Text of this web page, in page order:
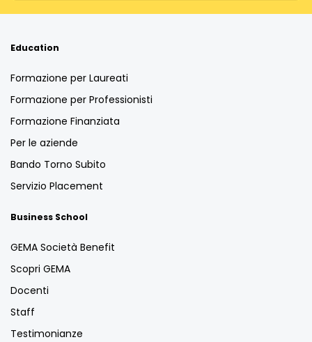
Education
Formazione per Laureati
Formazione per Professionisti
Formazione Finanziata
Per le aziende
Bando Torno Subito
Servizio Placement
Business School
GEMA Società Benefit
Scopri GEMA
Docenti
Staff
Testimonianze